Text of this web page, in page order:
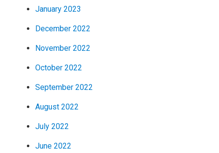
January 2023
December 2022
November 2022
October 2022
September 2022
August 2022
July 2022
June 2022